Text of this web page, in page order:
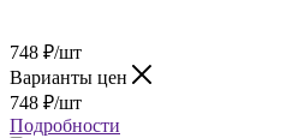
748 ₽/шт
Варианты цен
748 ₽/шт
Подробности